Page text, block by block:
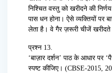
निश्चित वस्तु को खरीदने की
पास धन होना। ऐसे व्यक्तियों
लेता है। वे गैर ज़रूरी चीजें खरीदते
प्रश्न 13.
‘बाज़ार दर्शन’ पाठ के आधार पर
स्पष्ट कीजिए। (CBSE-2015,